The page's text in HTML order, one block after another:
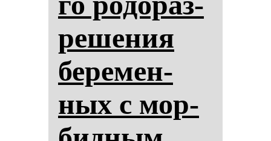
ре­ше­ния
бе­ре­мен­
ных с мор­